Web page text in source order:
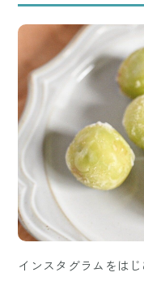
インスタグラムをは